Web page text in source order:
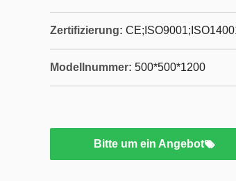
Zertifizierung:
Modellnummer: 500*500*1200
Bitte um ein Angebot